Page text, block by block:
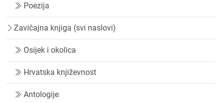
Poezija
Zavičajna knjiga (svi naslovi)
Osijek i okolica
Hrvatska književnost
Antologije